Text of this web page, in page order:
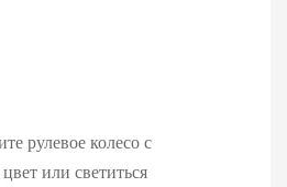
рулевое колесо с
или светиться